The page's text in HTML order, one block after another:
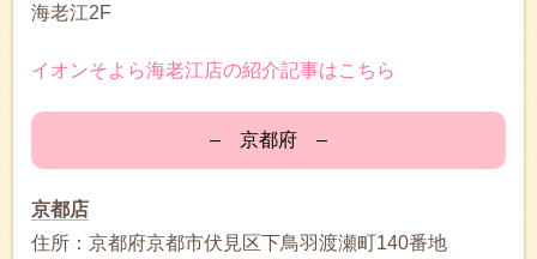
海老江2F
イオンそよら海老江店の紹介記事はこちら
– 京都府 –
京都店
住所：京都府京都市伏見区下鳥羽渡瀬町140番地